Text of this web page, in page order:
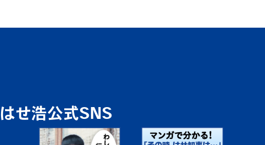
はせ浩公式SNS